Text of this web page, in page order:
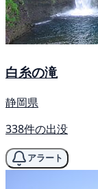
白糸の滝
静岡県
338件の出没
アラート